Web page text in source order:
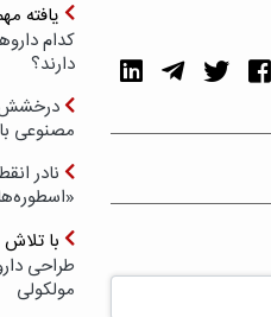
یافته
کدام
دارند؟
درخشش
مصنوعی
نادر
با
طراحی
مولکولی